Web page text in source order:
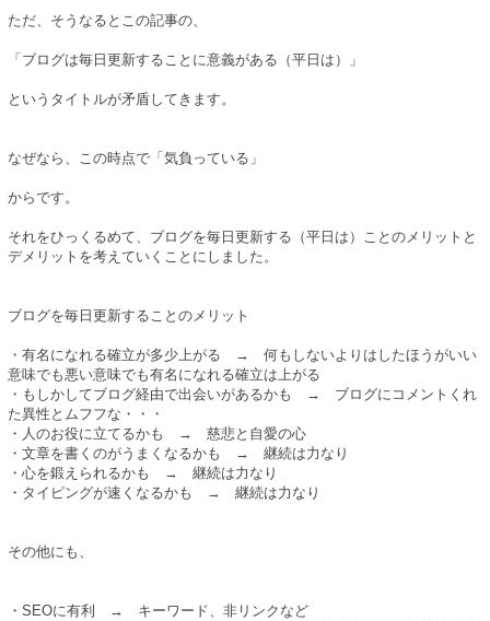
ただ、そうなるとこの記事の、
「ブログは毎日更新することに意義がある（平日は）」
というタイトルが矛盾してきます。
なぜなら、この時点で「気負っている」
からです。
それをひっくるめて、ブログを毎日更新する（平日は）ことのメリットと
デメリットを考えていくことにしました。
ブログを毎日更新することのメリット
・有名になれる確立が多少上がる → 何もしないよりはしたほうがいい
意味でも悪い意味でも有名になれる確立は上がる
・もしかしてブログ経由で出会いがあるかも → ブログにコメントくれ
た異性とムフフな・・・
・人のお役に立てるかも → 慈悲と自愛の心
・文章を書くのがうまくなるかも → 継続は力なり
・心を鍛えられるかも → 継続は力なり
・タイピングが速くなるかも → 継続は力なり
その他にも、
・SEOに有利 → キーワード、非リンクなど